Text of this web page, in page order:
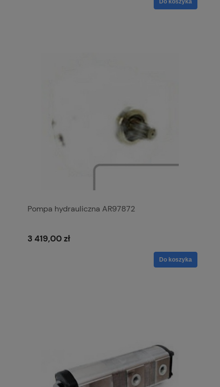
Do koszyka
Pompa hydrauliczna AR97872
3 419,00 zł
Do koszyka